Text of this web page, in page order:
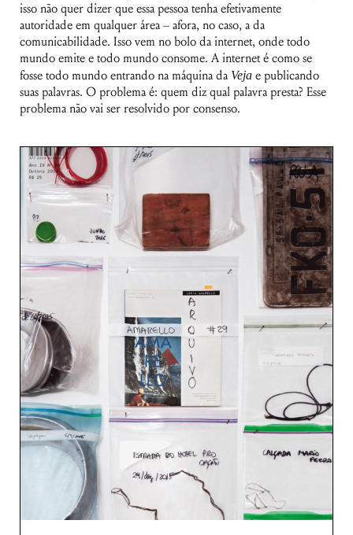
isso não quer dizer que essa pessoa tenha efetivamente
autoridade em qualquer área – afora, no caso, a da
comunicabilidade. Isso vem no bolo da internet, onde todo
mundo emite e todo mundo consome. A internet é como se
fosse todo mundo entrando na máquina da Vejae publicando
suas palavras. O problema é: quem diz qual palavra presta? Esse
problema não vai ser resolvido por consenso.